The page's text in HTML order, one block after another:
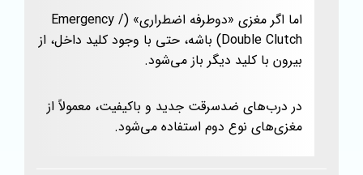
اما اگر مغزی «دوطرفه اضطراری» (Emergency /
Double Clutch) باشه، حتی با وجود کلید داخل، از
بیرون با کلید دیگر باز می‌شود.
در درب‌های ضدسرقت جدید و باکیفیت، معمولاً از
مغزی‌های نوع دوم استفاده می‌شود.